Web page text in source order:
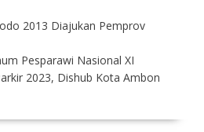
2013 Diajukan Pemprov
Pesparawi Nasional XI
2023, Dishub Kota Ambon